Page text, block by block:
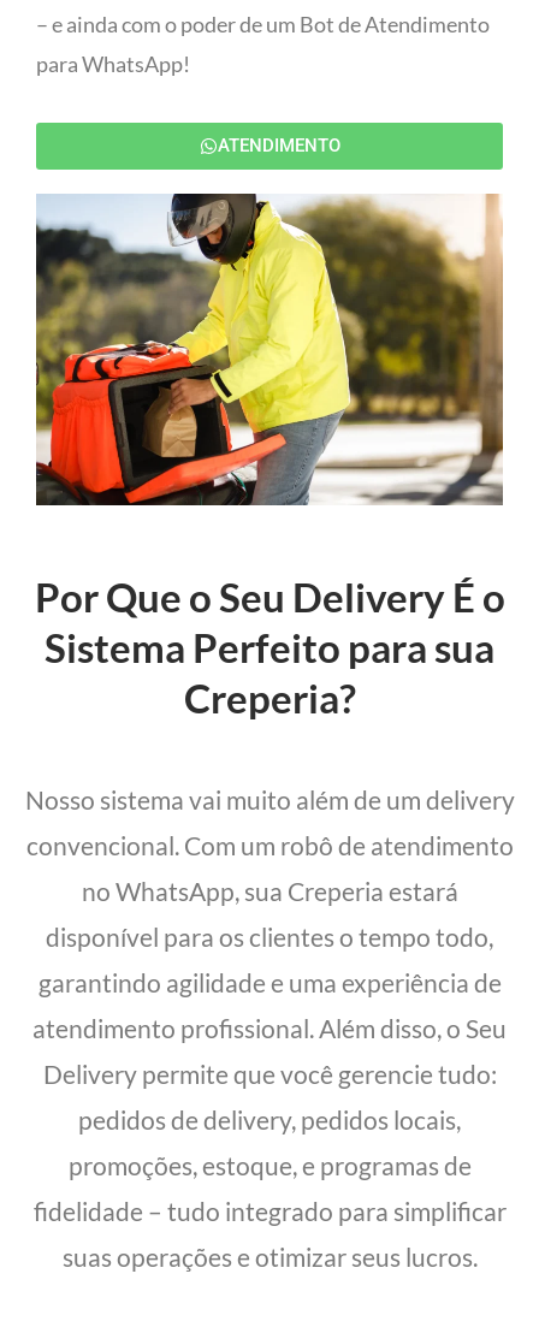
– e ainda com o poder de um Bot de Atendimento
para WhatsApp!
ATENDIMENTO
Por Que o Seu Delivery É o
Sistema Perfeito para sua
Creperia?
Nosso sistema vai muito além de um delivery
convencional. Com um robô de atendimento
no WhatsApp, sua Creperia estará
disponível para os clientes o tempo todo,
garantindo agilidade e uma experiência de
atendimento profissional. Além disso, o Seu
Delivery permite que você gerencie tudo:
pedidos de delivery, pedidos locais,
promoções, estoque, e programas de
fidelidade – tudo integrado para simplificar
suas operações e otimizar seus lucros.